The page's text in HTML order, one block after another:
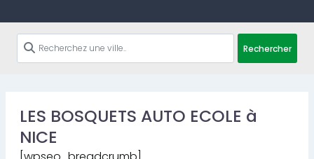
Rechercher
LES BOSQUETS AUTO ECOLE à
NICE